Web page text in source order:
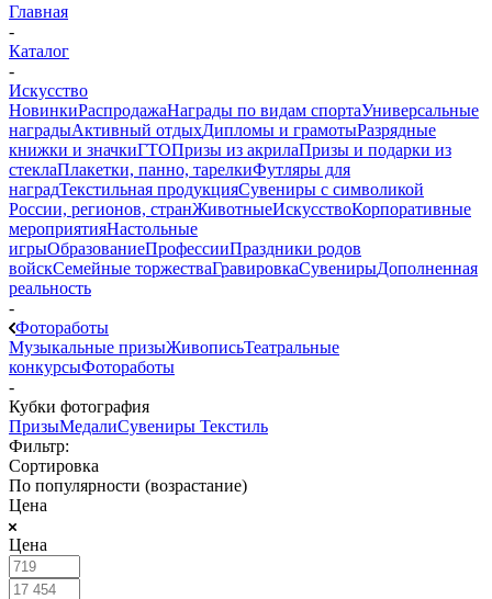
Главная
-
Каталог
-
Искусство
НовинкиРаспродажаНаграды по видам спортаУниверсальные
наградыАктивный отдыхДипломы и грамотыРазрядные
книжки и значкиГТОПризы из акрилаПризы и подарки из
стеклаПлакетки, панно, тарелкиФутляры для
наградТекстильная продукцияСувениры с символикой
России, регионов, странЖивотныеИскусствоКорпоративные
мероприятияНастольные
игрыОбразованиеПрофессииПраздники родов
войскСемейные торжестваГравировкаСувенирыДополненная
реальность
-
Фотоработы
Музыкальные призыЖивописьТеатральные
конкурсыФотоработы
-
Кубки фотография
ПризыМедалиСувениры Текстиль
Фильтр:
Сортировка
По популярности (возрастание)
Цена
Цена